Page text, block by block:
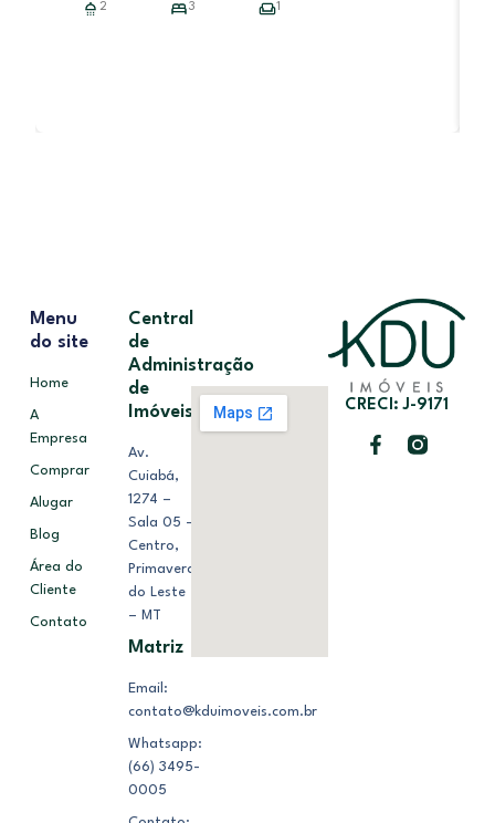
2 3 1
CRECI: J-9171
Menu
do site
Home
A
Empresa
Comprar
Alugar
Blog
Área do
Cliente
Contato
Central
de
Administração
de
Imóveis
Av.
Cuiabá,
1274 –
Sala 05 –
Centro,
Primavera
do Leste
– MT
Matriz
Email:
contato@kduimoveis.com.br
Whatsapp:
(66) 3495-
0005